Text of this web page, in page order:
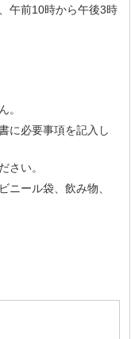
午前10時から午後3時
。
に必要事項を記入し
さい。
ール袋、飲み物、